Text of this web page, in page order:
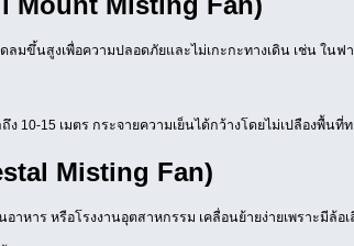
มขึ้นสูงเพื่อความปลอดภัยและไม่เกะกะทางเดิน เช่น ใน
10-15 เมตร กระจายความเย็นได้กว้างโดยไม่เปลืองพื้นที่ท
Misting Fan)
หาร หรือโรงงานอุตสาหกรรม เคลื่อนย้ายง่ายเพราะมีล้อ